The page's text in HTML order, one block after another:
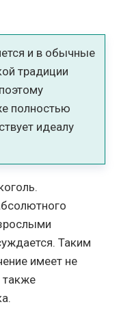
и в обычные
традиции
полностью
идеалу
Таким
имеет не
также